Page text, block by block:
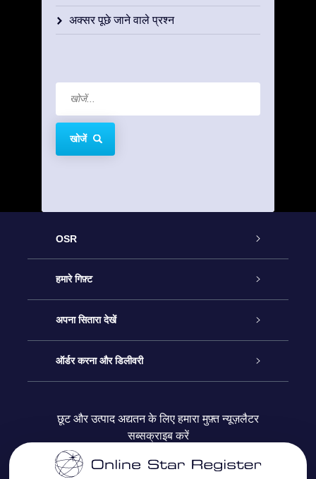
अक्सर पूछे जाने वाले प्रश्न
खोजें
OSR
ग्राहक सेवा
हमसे संपर्क करें
ब्लॉग
हमारे गिफ़्ट
ऑनलाइन स्टार गिफ़्ट
OSR गिफ़्ट पैक
अपना सितारा देखें
स्टार रजिस्टर
स्टार पेज को अपनी पसंद के मुताबिक तैयार करें
ऑर्डर करना और डिलीवरी
भुगतान जानकारी
छूट और उत्पाद अद्यतन के लिए हमारा मुफ़्त न्यूज़लैटर
सब्सक्राइब करें